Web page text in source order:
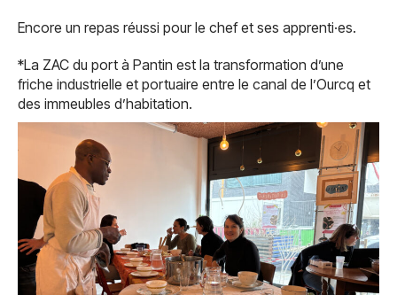
Encore un repas réussi pour le chef et ses apprenti·es.
*La ZAC du port à Pantin est la transformation d’une
friche industrielle et portuaire entre le canal de l’Ourcq et
des immeubles d’habitation.